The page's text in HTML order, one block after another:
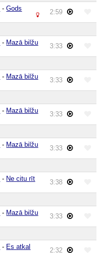
-Gods
2:59
- Mazā bilžu
3:33
- Mazā bilžu
3:33
- Mazā bilžu
3:33
- Mazā bilžu
3:33
- Ne citu rīt 3:38
- Mazā bilžu
3:33
- Es atkal
2:32